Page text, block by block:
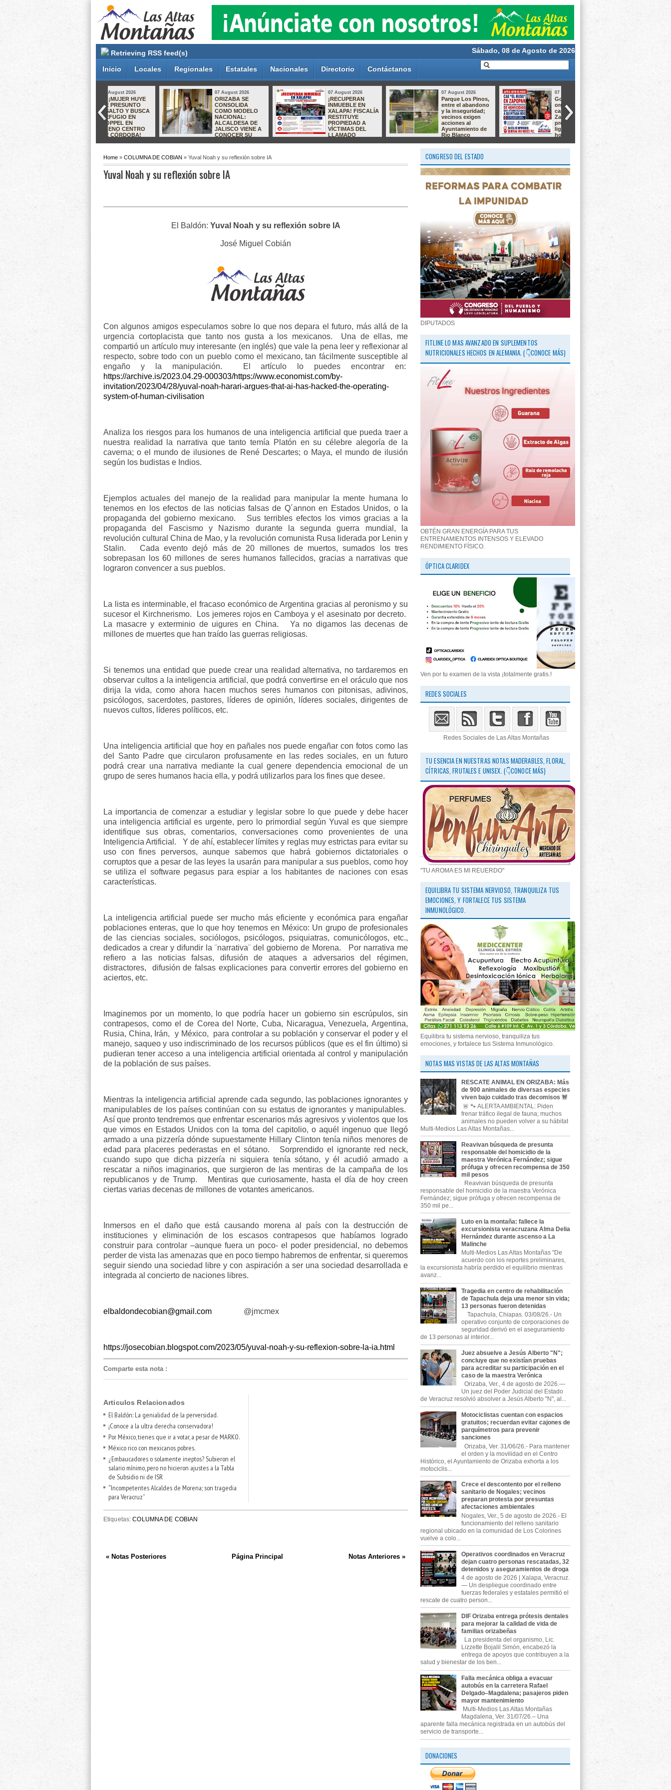
Retrieving RSS feed(s) Sábado, 08 de Agosto de 2026
Inicio Locales Regionales Estatales Nacionales Directorio Contáctanos
EXPERIENCIA
07 August 2026
¡RECUPERAN
INMUEBLE EN
XALAPA! FISCALÍA
RESTITUYE
PROPIEDAD A
VÍCTIMAS DEL
LLAMADO
07 August 2026
Parque Los Pinos,
entre el abandono
y la inseguridad;
vecinos exigen
acciones al
Ayuntamiento de
Río Blanco
07 August 2026
Golpe al crimen
organizado:
capturan en
Zapopan a
presunto operador
ligado a
homicidios en
07 August 2026
DIF La Perla se
suma a iniciativa
para fortalecer la
atención e
inclusión de
personas con
autismo
Río Blanco
impulsa el
Home » COLUMNA DE COBIAN » Yuval Noah y su reflexión sobre IA
Yuval Noah y su reflexión sobre IA
El Baldón: Yuval Noah y su reflexión sobre IA
José Miguel Cobián
Con algunos amigos especulamos sobre lo que nos depara el futuro, más allá de la
urgencia cortoplacista que tanto nos gusta a los mexicanos.
Una de ellas, me
compartió un artículo muy interesante (en inglés) que vale la pena leer y reflexionar al
respecto, sobre todo con un pueblo como el mexicano, tan fácilmente susceptible al
engaño y la manipulación.
El artículo lo puedes encontrar en:
https://archive.is/2023.04.29-000303/https://www.economist.com/by-
invitation/2023/04/28/yuval-noah-harari-argues-that-ai-has-hacked-the-operating-
system-of-human-civilisation
Analiza los riesgos para los humanos de una inteligencia artificial que pueda traer a
nuestra realidad la narrativa que tanto temía Platón en su célebre alegoría de la
caverna; o el mundo de ilusiones de René Descartes; o Maya, el mundo de ilusión
según los budistas e Indios.
Ejemplos actuales del manejo de la realidad para manipular la mente humana lo
tenemos en los efectos de las noticias falsas de Q´annon en Estados Unidos, o la
propaganda del gobierno mexicano.
Sus terribles efectos los vimos gracias a la
propaganda del Fascismo y Nazismo durante la segunda guerra mundial, la
revolución cultural China de Mao, y la revolución comunista Rusa liderada por Lenin y
Stalin.
Cada evento dejó más de 20 millones de muertos, sumados los tres
sobrepasan los 60 millones de seres humanos fallecidos, gracias a narrativas que
lograron convencer a sus pueblos.
La lista es interminable, el fracaso económico de Argentina gracias al peronismo y su
sucesor el Kirchnerismo.
Los jemeres rojos en Camboya y el asesinato por decreto.
La masacre y exterminio de uigures en China.
Ya no digamos las decenas de
millones de muertes que han traído las guerras religiosas.
Si tenemos una entidad que puede crear una realidad alternativa, no tardaremos en
observar cultos a la inteligencia artificial, que podrá convertirse en el oráculo que nos
dirija la vida, como ahora hacen muchos seres humanos con pitonisas, adivinos,
psicólogos, sacerdotes, pastores, líderes de opinión, líderes sociales, dirigentes de
nuevos cultos, líderes políticos, etc.
Una inteligencia artificial que hoy en pañales nos puede engañar con fotos como las
del Santo Padre que circularon profusamente en las redes sociales, en un futuro
podrá crear una narrativa mediante la cual genere dependencia emocional de un
grupo de seres humanos hacia ella, y podrá utilizarlos para los fines que desee.
La importancia de comenzar a estudiar y legislar sobre lo que puede y debe hacer
una inteligencia artificial es urgente, pero lo primordial según Yuval es que siempre
identifique sus obras, comentarios, conversaciones como provenientes de una
Inteligencia Artificial.
Y de ahí, establecer límites y reglas muy estrictas para evitar su
uso con fines perversos, aunque sabemos que habrá gobiernos dictatoriales o
corruptos que a pesar de las leyes la usarán para manipular a sus pueblos, como hoy
se utiliza el software pegasus para espiar a los habitantes de naciones con esas
características.
La inteligencia artificial puede ser mucho más eficiente y económica para engañar
poblaciones enteras, que lo que hoy tenemos en México: Un grupo de profesionales
de las ciencias sociales, sociólogos, psicólogos, psiquiatras, comunicólogos, etc.,
dedicados a crear y difundir la ¨narrativa¨ del gobierno de Morena.
Por narrativa me
refiero a las noticias falsas, difusión de ataques a adversarios del régimen,
distractores,
difusión de falsas explicaciones para convertir errores del gobierno en
aciertos, etc.
Imaginemos por un momento, lo que podría hacer un gobierno sin escrúpulos, sin
contrapesos, como el de Corea del Norte, Cuba, Nicaragua, Venezuela, Argentina,
Rusia, China, Irán,
y México,
para controlar a su población y conservar el poder y el
manejo, saqueo y uso indiscriminado de los recursos públicos (que es el fin último) si
pudieran tener acceso a una inteligencia artificial orientada al control y manipulación
de la población de sus países.
Mientras la inteligencia artificial aprende cada segundo, las poblaciones ignorantes y
manipulables de los países continúan con su estatus de ignorantes y manipulables.
Así que pronto tendremos que enfrentar escenarios más agresivos y violentos que los
que vimos en Estados Unidos con la toma del capitolio, o aquél ingenuo que llegó
armado a una pizzería dónde supuestamente Hillary Clinton tenía niños menores de
edad para placeres pederastas en el sótano.
Sorprendido el ignorante red neck,
cuando supo que dicha pizzería ni siquiera tenía sótano, y él acudió armado a
rescatar a niños imaginarios, que surgieron de las mentiras de la campaña de los
republicanos y de Trump.
Mentiras que curiosamente, hasta el día de hoy creen
ciertas varias decenas de millones de votantes americanos.
Inmersos en el daño que está causando morena al país con la destrucción de
instituciones y eliminación de los escasos contrapesos que habíamos logrado
construir para controlar –aunque fuera un poco- el poder presidencial, no debemos
perder de vista las amenazas que en poco tiempo habremos de enfrentar, si queremos
seguir siendo una sociedad libre y con aspiración a ser una sociedad desarrollada e
integrada al concierto de naciones libres.
elbaldondecobian@gmail.com @jmcmex
https://josecobian.blogspot.com/2023/05/yuval-noah-y-su-reflexion-sobre-la-ia.html
Comparte esta nota:
Articulos Relacionados
El Baldón: La genialidad de la perversidad.
¡Conoce a la ultra derecha conservadora!
Por México, tienes que ir a votar, a pesar de MARKO.
México rico con mexicanos pobres.
¿Embaucadores o solamente ineptos? Subieron el
salario mínimo, pero no hicieron ajustes a la Tabla
de Subsidio ni de ISR
“Incompetentes Alcaldes de Morena; son tragedia
para Veracruz”
Etiquetas:COLUMNA DE COBIAN
« Notas Posteriores Notas Anteriores »
Página Principal
CONGRESO DEL ESTADO
DIPUTADOS
FITLINE LO MAS AVANZADO EN SUPLEMENTOS
NUTRICIONALES HECHOS EN ALEMANIA. (👇CONOCE MÁS)
OBTÉN GRAN ENERGÍA PARA TUS
ENTRENAMIENTOS INTENSOS Y ELEVADO
RENDIMIENTO FÍSICO.
ÓPTICA CLARIDEX
Ven por tu examen de la vista ¡totalmente gratis.!
REDES SOCIALES
Redes Sociales de Las Altas Montañas
TU ESENCIA EN NUESTRAS NOTAS MADERABLES, FLORAL,
CÍTRICAS, FRUTALES E UNISEX. (👇CONOCE MÁS)
"TU AROMA ES MI REUERDO"
EQUILIBRA TU SISTEMA NERVIOSO, TRANQUILIZA TUS
EMOCIONES, Y FORTALECE TUS SISTEMA
INMUNOLÓGICO.
Equilibra tu sistema nervioso, tranquiliza tus
emociones, y fortalece tus Sistema Inmunológico.
NOTAS MAS VISTAS DE LAS ALTAS MONTAÑAS
RESCATE ANIMAL EN ORIZABA: Más
de 900 animales de diversas especies
viven bajo cuidado tras decomisos 🚨
🚨 🐾 ALERTA AMBIENTAL: Piden
frenar tráfico ilegal de fauna; muchos
animales no pueden volver a su hábitat
Multi-Medios Las Altas Montañas...
Reavivan búsqueda de presunta
responsable del homicidio de la
maestra Verónica Fernández; sigue
prófuga y ofrecen recompensa de 350
mil pesos
Reavivan búsqueda de presunta
responsable del homicidio de la maestra Verónica
Fernández; sigue prófuga y ofrecen recompensa de
350 mil pe...
Luto en la montaña: fallece la
excursionista veracruzana Alma Delia
Hernández durante ascenso a La
Malinche
Multi-Medios Las Altas Montañas "De
acuerdo con los reportes preliminares,
la excursionista habría perdido el equilibrio mientras
avanz...
Tragedia en centro de rehabilitación
de Tapachula deja una menor sin vida;
13 personas fueron detenidas
Tapachula, Chiapas. 03/08/26.- Un
operativo conjunto de corporaciones de
seguridad derivó en el aseguramiento
de 13 personas al interior...
Juez absuelve a Jesús Alberto "N";
concluye que no existían pruebas
para acreditar su participación en el
caso de la maestra Verónica
Orizaba, Ver., 4 de agosto de 2026.—
Un juez del Poder Judicial del Estado
de Veracruz resolvió absolver a Jesús Alberto "N", al...
Motociclistas cuentan con espacios
gratuitos; recuerdan evitar cajones de
parquímetros para prevenir
sanciones
Orizaba, Ver. 31/06/26.- Para mantener
el orden y la movilidad en el Centro
Histórico, el Ayuntamiento de Orizaba exhorta a los
motociclis...
Crece el descontento por el relleno
sanitario de Nogales; vecinos
preparan protesta por presuntas
afectaciones ambientales
Nogales, Ver., 5 de agosto de 2026.- El
funcionamiento del relleno sanitario
regional ubicado en la comunidad de Los Colorines
vuelve a colo...
Operativos coordinados en Veracruz
dejan cuatro personas rescatadas, 32
detenidos y aseguramientos de droga
4 de agosto de 2026 | Xalapa, Veracruz.
— Un despliegue coordinado entre
fuerzas federales y estatales permitió el
rescate de cuatro person...
DIF Orizaba entrega prótesis dentales
para mejorar la calidad de vida de
familias orizabeñas
La presidenta del organismo, Lic.
Lizzette Bojalil Simón, encabezó la
entrega de apoyos que contribuyen a la
salud y bienestar de los ben...
Falla mecánica obliga a evacuar
autobús en la carretera Rafael
Delgado–Magdalena; pasajeros piden
mayor mantenimiento
Multi-Medios Las Altas Montañas
Magdalena, Ver. 31/07/26.– Una
aparente falla mecánica registrada en un autobús del
servicio de transporte...
DONACIONES